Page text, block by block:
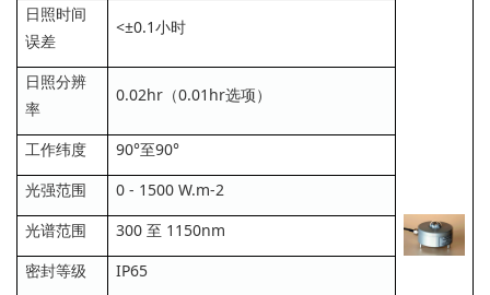
日照时间
误差
<±0.1小时
日照分辨
率
0.02hr（0.01hr选项）
工作纬度
90°至90°
光强范围
0 - 1500 W.m-2
光谱范围
300 至 1150nm
密封等级
IP65